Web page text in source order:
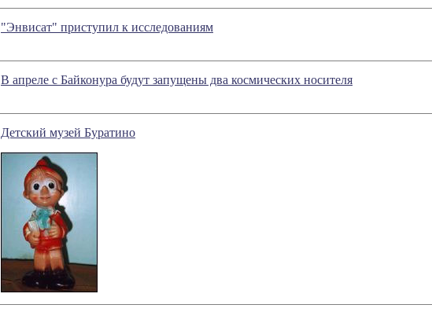
"Энвисат" приступил к исследованиям
В апреле с Байконура будут запущены два космических носителя
Детский музей Буратино